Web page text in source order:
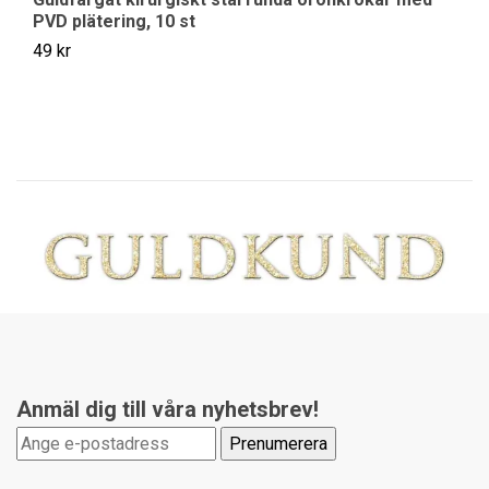
PVD plätering, 10 st
49 kr
Anmäl dig till våra nyhetsbrev!